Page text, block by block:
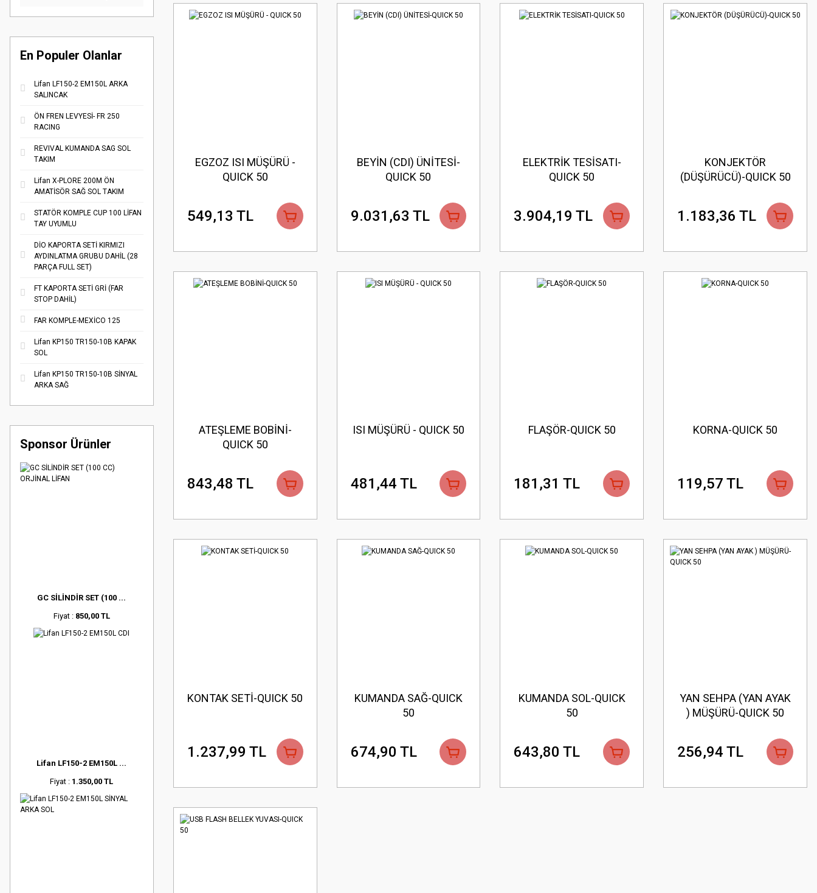
En Populer Olanlar
Lifan LF150-2 EM150L ARKA
SALINCAK
ÖN FREN LEVYESİ- FR 250
RACING
REVIVAL KUMANDA SAG SOL
TAKIM
Lifan X-PLORE 200M ÖN
AMATİSÖR SAĞ SOL TAKIM
STATÖR KOMPLE CUP 100 LİFAN
TAY UYUMLU
DİO KAPORTA SETİ KIRMIZI
AYDINLATMA GRUBU DAHİL (28
PARÇA FULL SET)
FT KAPORTA SETİ GRİ (FAR
STOP DAHİL)
FAR KOMPLE-MEXİCO 125
Lifan KP150 TR150-10B KAPAK
SOL
Lifan KP150 TR150-10B SİNYAL
ARKA SAĞ
Sponsor Ürünler
GC SİLİNDİR SET (100 ...
Fiyat : 850,00 TL
Lifan LF150-2 EM150L ...
Fiyat : 1.350,00 TL
EGZOZ ISI MÜŞÜRÜ -
QUICK 50
549,13 TL
BEYİN (CDI) ÜNİTESİ-
QUICK 50
9.031,63 TL
ELEKTRİK TESİSATI-
QUICK 50
3.904,19 TL
KONJEKTÖR
(DÜŞÜRÜCÜ)-QUICK 50
1.183,36 TL
ATEŞLEME BOBİNİ-
QUICK 50
843,48 TL
ISI MÜŞÜRÜ - QUICK 50
481,44 TL
FLAŞÖR-QUICK 50
181,31 TL
KORNA-QUICK 50
119,57 TL
KONTAK SETİ-QUICK 50
1.237,99 TL
KUMANDA SAĞ-QUICK
50
674,90 TL
KUMANDA SOL-QUICK
50
643,80 TL
YAN SEHPA (YAN AYAK
) MÜŞÜRÜ-QUICK 50
256,94 TL